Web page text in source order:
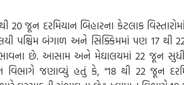
જૂન દરમિયાન બિહારના કેટલાક
પશ્ચિમ બંગાળ અને સિક્કિમમાં પણ 17 થી
છે. આસામ અને મેઘાલયમાં 22 જૂન
વિભાગે જણાવ્યું હતું કે, "18 થી 22 જૂન